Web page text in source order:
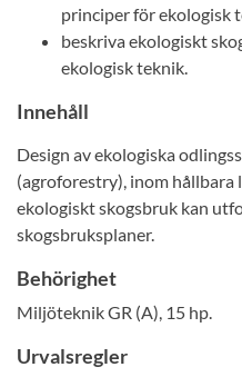
principer för ekologisk
beskriva ekologiskt
ekologisk teknik.
Innehåll
Design av ekologiska
(agroforestry), inom hållbara
ekologiskt skogsbruk kan
skogsbruksplaner.
Behörighet
Miljöteknik GR (A), 15 hp.
Urvalsregler